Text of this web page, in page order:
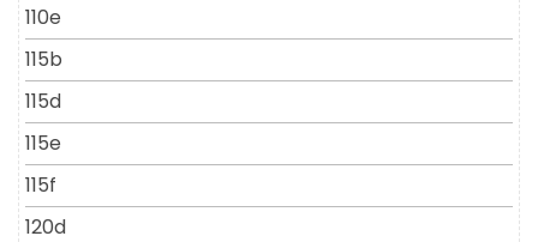
110e
115b
115d
115e
115f
120d